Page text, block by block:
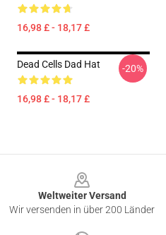
16,98 £ - 18,17 £
Dead Cells Dad Hat
16,98 £ - 18,17 £
-20%
Weltweiter Versand
Wir versenden in über 200 Länder